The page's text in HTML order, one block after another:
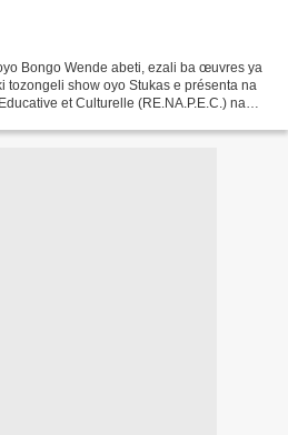
Bongo Wende abeti, ezali ba œuvres ya
tozongeli show oyo Stukas e présenta na
et Culturelle (RE.NA.P.E.C.) na